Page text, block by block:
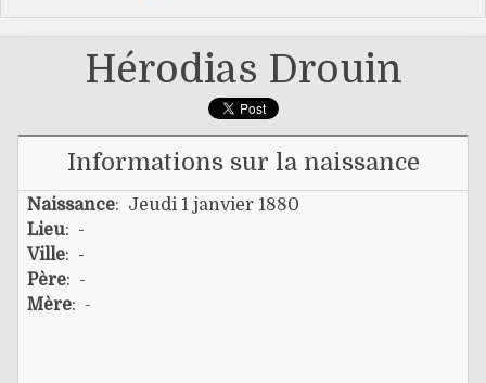
Hérodias Drouin
Informations sur la naissance
Naissance: Jeudi 1 janvier 1880
Lieu: -
Ville: -
Père: -
Mère: -